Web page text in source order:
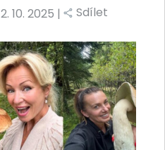
2. 10. 2025 | Sdílet